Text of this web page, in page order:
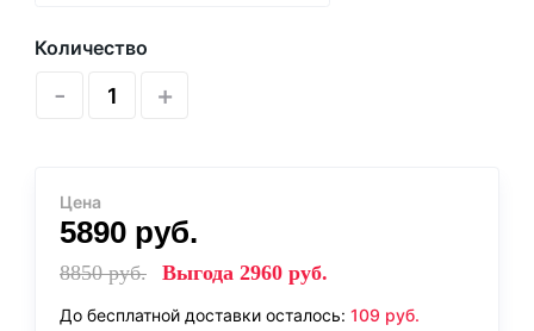
Количество
- +
Цена
5890 руб.
8850руб. Выгода 2960 руб.
До бесплатной доставки осталось: 109 руб.